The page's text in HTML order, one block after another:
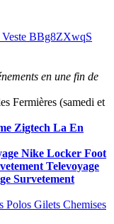
Veste BBg8ZXwqS
en une fin de
Fermières (samedi et
Zigtech La En
Nike Locker Foot
Televoyage
Survetement
Polos Gilets Chemises